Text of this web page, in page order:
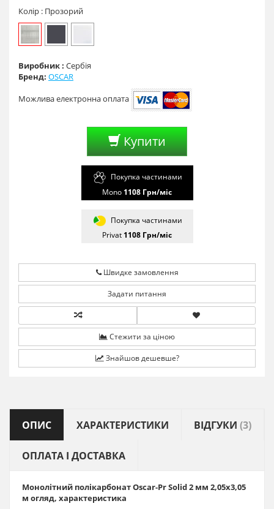
Колір : Прозорий
Виробник : Сербія
Бренд: OSCAR
Можлива електронна оплата
Купити
Покупка частинами
Mono 1108 Грн/мiс
Покупка частинами
Privat 1108 Грн/мiс
Швидке замовлення
Задати питання
Стежити за ціною
Знайшов дешевше?
ОПИС ХАРАКТЕРИСТИКИ ВІДГУКИ (3)
ОПЛАТА І ДОСТАВКА
Монолітний полікарбонат Oscar-Pr Solid 2 мм 2,05х3,05
м огляд, характеристика